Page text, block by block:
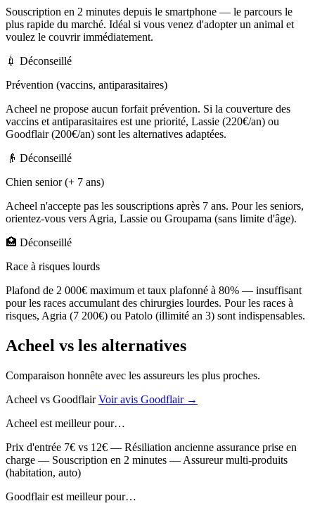
Souscription en 2 minutes depuis le smartphone — le parcours le
plus rapide du marché. Idéal si vous venez d'adopter un animal et
voulez le couvrir immédiatement.
💉 Déconseillé
Prévention (vaccins, antiparasitaires)
Acheel ne propose aucun forfait prévention. Si la couverture des
vaccins et antiparasitaires est une priorité, Lassie (220€/an) ou
Goodflair (200€/an) sont les alternatives adaptées.
👴 Déconseillé
Chien senior (+ 7 ans)
Acheel n'accepte pas les souscriptions après 7 ans. Pour les seniors,
orientez-vous vers Agria, Lassie ou Groupama (sans limite d'âge).
🏥 Déconseillé
Race à risques lourds
Plafond de 2 000€ maximum et taux plafonné à 80% — insuffisant
pour les races accumulant des chirurgies lourdes. Pour les races à
risques, Agria (7 200€) ou Patolo (illimité an 3) sont indispensables.
Acheel vs les alternatives
Comparaison honnête avec les assureurs les plus proches.
Acheel vs Goodflair Voir avis Goodflair →
Acheel est meilleur pour…
Prix d'entrée 7€ vs 12€ — Résiliation ancienne assurance prise en
charge — Souscription en 2 minutes — Assureur multi-produits
(habitation, auto)
Goodflair est meilleur pour…